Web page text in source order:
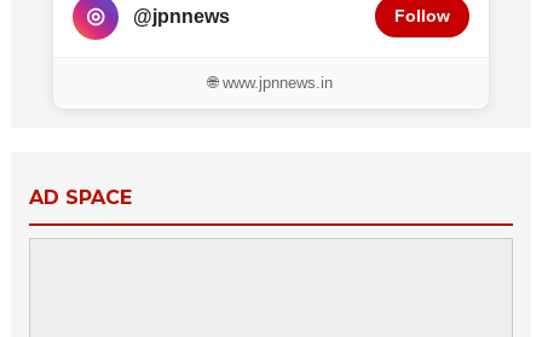
◎ @jpnnews Follow
🌐 www.jpnnews.in
AD SPACE